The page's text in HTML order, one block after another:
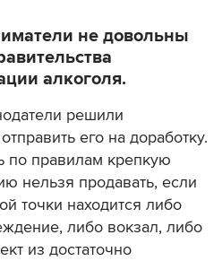
не довольны
алкоголя.
решили
его на доработку.
по правилам крепкую
нельзя продавать, если
точки находится либо
либо вокзал, либо
из достаточно